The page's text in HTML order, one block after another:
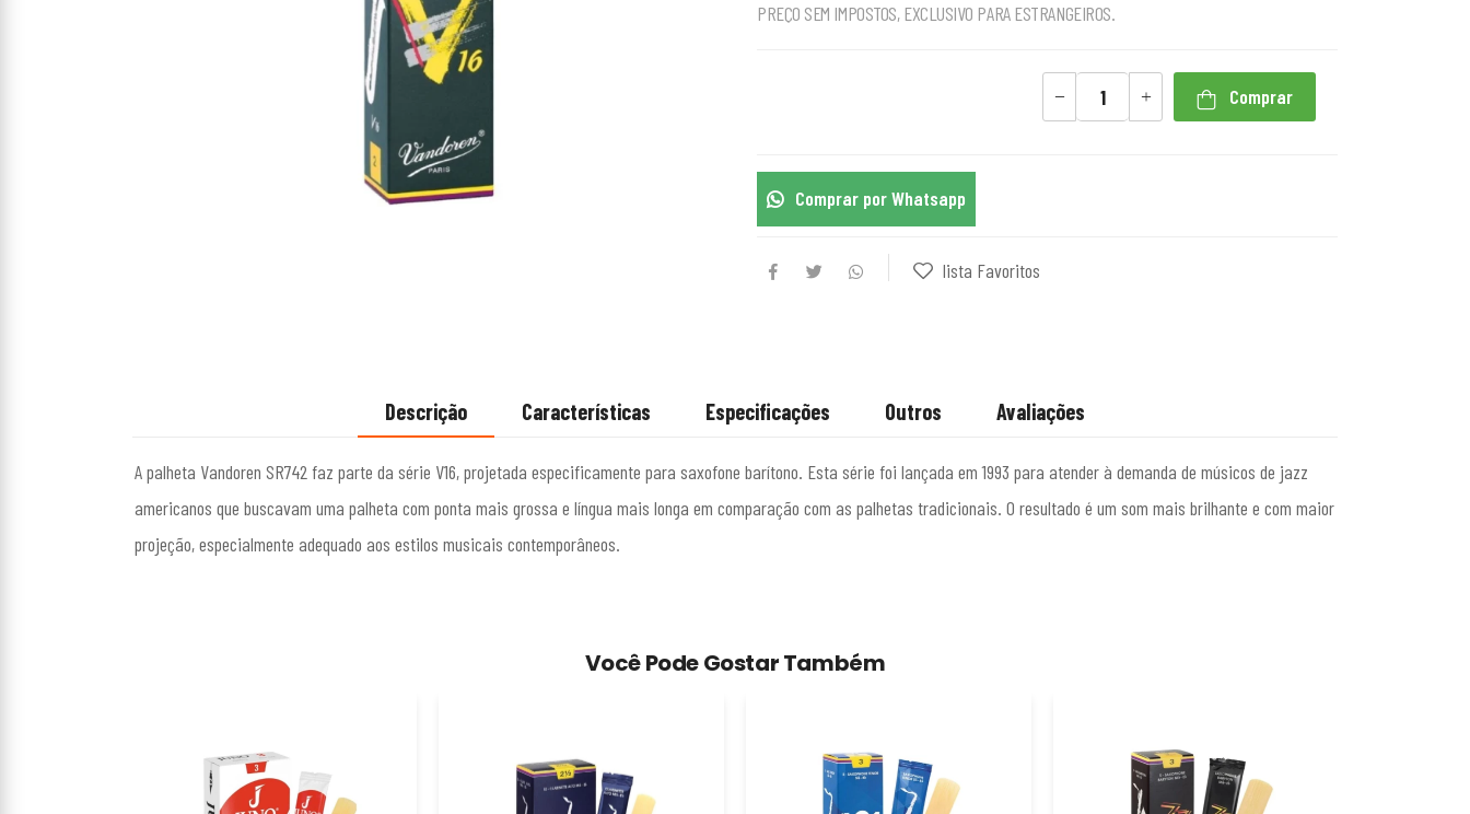
PREÇO SEM IMPOSTOS, EXCLUSIVO PARA ESTRANGEIROS.
Comprar
Comprar por Whatsapp
lista Favoritos
Descrição Características Especificações Outros Avaliações
A palheta Vandoren SR742 faz parte da série V16, projetada especificamente para saxofone barítono. Esta série foi lançada em 1993 para atender à demanda de músicos de jazz
americanos que buscavam uma palheta com ponta mais grossa e língua mais longa em comparação com as palhetas tradicionais. O resultado é um som mais brilhante e com maior
projeção, especialmente adequado aos estilos musicais contemporâneos.
Você Pode Gostar Também